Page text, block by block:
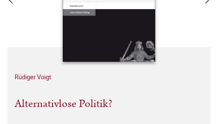
Rüdiger Voigt
Alternativlose Politik?